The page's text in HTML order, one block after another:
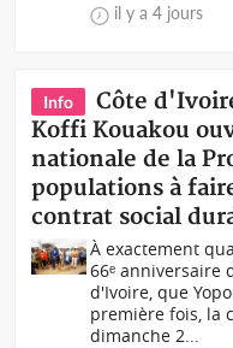
il y a 4 jours
Info
Côte
Koffi Kouakou
nationale de la
populations à
contrat social
À exactement
66ᵉ anniversaire
d'Ivoire, que
première fois, la
dimanche 2...